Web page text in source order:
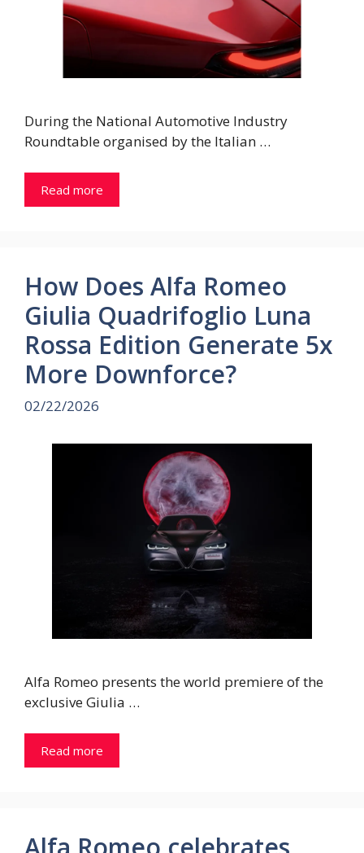
During the National Automotive Industry
Roundtable organised by the Italian …
Read more
How Does Alfa Romeo
Giulia Quadrifoglio Luna
Rossa Edition Generate 5x
More Downforce?
02/22/2026
Alfa Romeo presents the world premiere of the
exclusive Giulia …
Read more